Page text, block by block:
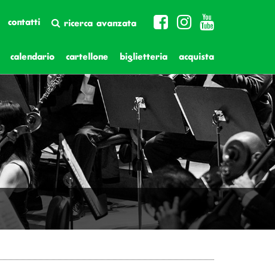
contatti ricerca avanzata
calendario cartellone biglietteria acquista